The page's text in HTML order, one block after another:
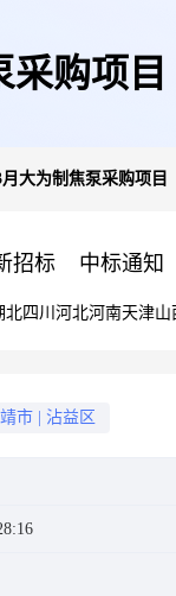
采购项目
月大为制焦泵采购项目
招标 中标通知
北四川 河北河南天津山
市 沾益区